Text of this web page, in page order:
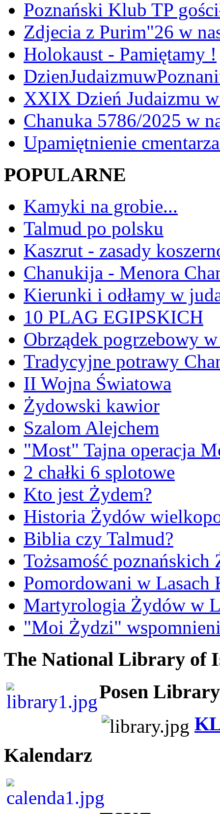
Poznański Klub TP
Zdjecia z Purim"26 w
Holokaust - Pamiętamy !
XXIX Dzień Judaizmu
Chanuka 5786/2025 w
Upamiętnienie
POPULARNE
Kamyki na grobie...
Talmud po polsku
Kaszrut - zasady
Chanukija - Menora
Kierunki i odłamy w
10 PLAG EGIPSKICH
Obrządek pogrzebowy
Tradycyjne potrawy
II Wojna Światowa
Żydowski kawior
Szalom Alejchem
"Most" Tajna operacja
2 chałki 6 splotowe
Kto jest Żydem?
Historia Żydów
Biblia czy Talmud?
Tożsamość poznańskich
Pomordowani w Lasach
Martyrologia Żydów w
"Moi Żydzi"
The National Library of
Posen Library
Kalendarz